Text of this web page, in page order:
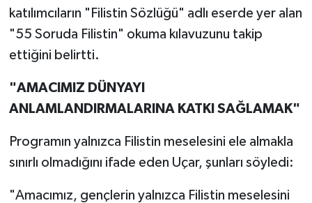
katılımcıların "Filistin Sözlüğü" adlı eserde yer alan
"55 Soruda Filistin" okuma kılavuzunu takip
ettiğini belirtti.
"AMACIMIZ DÜNYAYI
ANLAMLANDIRMALARINA KATKI SAĞLAMAK"
Programın yalnızca Filistin meselesini ele almakla
sınırlı olmadığını ifade eden Uçar, şunları söyledi:
"Amacımız, gençlerin yalnızca Filistin meselesini